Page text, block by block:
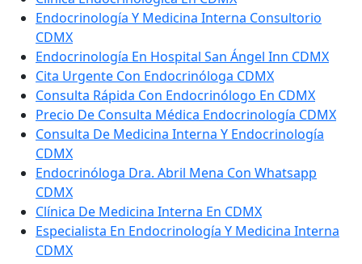
Endocrinología Y Medicina Interna Consultorio
CDMX
Endocrinología En Hospital San Ángel Inn CDMX
Cita Urgente Con Endocrinóloga CDMX
Consulta Rápida Con Endocrinólogo En CDMX
Precio De Consulta Médica Endocrinología CDMX
Consulta De Medicina Interna Y Endocrinología
CDMX
Endocrinóloga Dra. Abril Mena Con Whatsapp
CDMX
Clínica De Medicina Interna En CDMX
Especialista En Endocrinología Y Medicina Interna
CDMX